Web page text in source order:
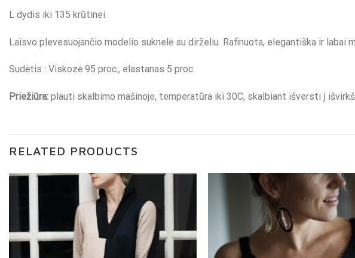
L dydis iki 135 krūtinei.
Laisvo plevesuojančio modelio suknelė su dirželiu. Rafinuota, elegantiška ir labai
Sudėtis : Viskozė 95 proc., elastanas 5 proc.
Priežiūra: plauti skalbimo mašinoje, temperatūra iki 30C, skalbiant išversti į
RELATED PRODUCTS